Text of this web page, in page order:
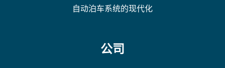
自动泊车系统的现代化
公司